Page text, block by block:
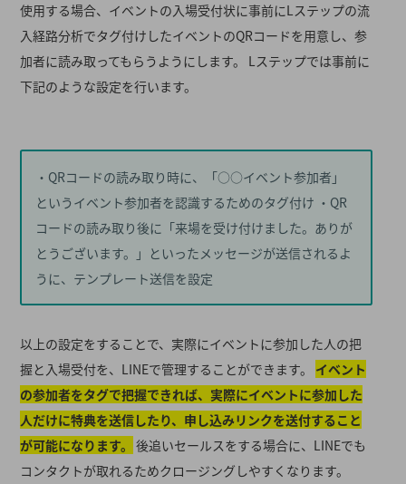
使用する場合、イベントの入場受付状に事前にLステップの流
入経路分析でタグ付けしたイベントのQRコードを用意し、参
加者に読み取ってもらうようにします。 Lステップでは事前に
下記のような設定を行います。
・QRコードの読み取り時に、「○○イベント参加者」
というイベント参加者を認識するためのタグ付け ・QR
コードの読み取り後に「来場を受け付けました。ありが
とうございます。」といったメッセージが送信されるよ
うに、テンプレート送信を設定
以上の設定をすることで、実際にイベントに参加した人の把
握と入場受付を、LINEで管理することができます。 イベント
の参加者をタグで把握できれば、実際にイベントに参加した
人だけに特典を送信したり、申し込みリンクを送付すること
が可能になります。 後追いセールスをする場合に、LINEでも
コンタクトが取れるためクロージングしやすくなります。